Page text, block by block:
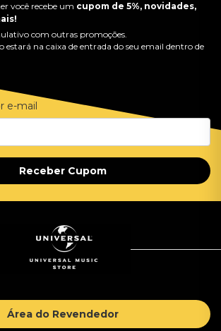
você recebe um cupom de 5%, novidades,
com outras promoções.
estará na caixa de entrada do seu email dentro de
e-mail
Receber Cupom
Área do Revendedor